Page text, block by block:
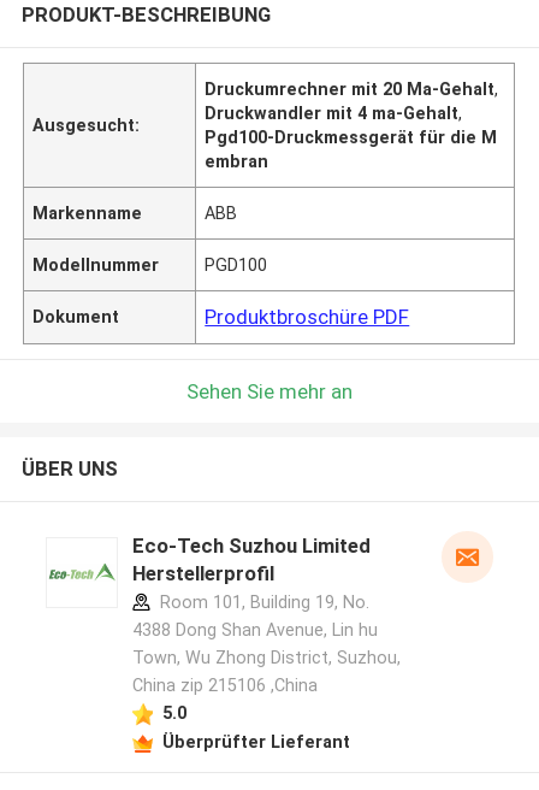
PRODUKT-BESCHREIBUNG
Ausgesucht:
Druckumrechner mit 20 Ma-Gehalt,
Druckwandler mit 4 ma-Gehalt,
Pgd100-Druckmessgerät für die M
embran
Markenname ABB
Modellnummer PGD100
Dokument Produktbroschüre PDF
Sehen Sie mehr an
ÜBER UNS
Eco-Tech Suzhou Limited
Herstellerprofil
Room 101, Building 19, No.
4388 Dong Shan Avenue, Lin hu
Town, Wu Zhong District, Suzhou,
China zip 215106 ,China
5.0
Überprüfter Lieferant